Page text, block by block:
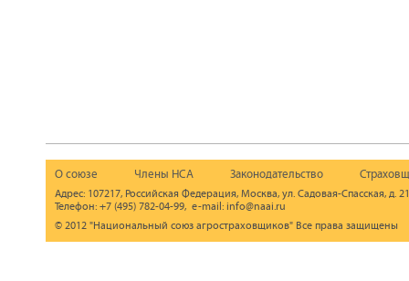
О союзе Члены НСА Законодательство
Адрес: 107217, Российская Федерация, Москва, ул. Садовая-Спасская, д.
Телефон: +7 (495) 782-04-99, e-mail: info@naai.ru
© 2012 "Национальный союз агростраховщиков" Все права защищены